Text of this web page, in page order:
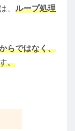
、 ループ処理
らではなく、
。